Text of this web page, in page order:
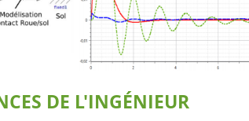
DE L'INGÉNIEUR